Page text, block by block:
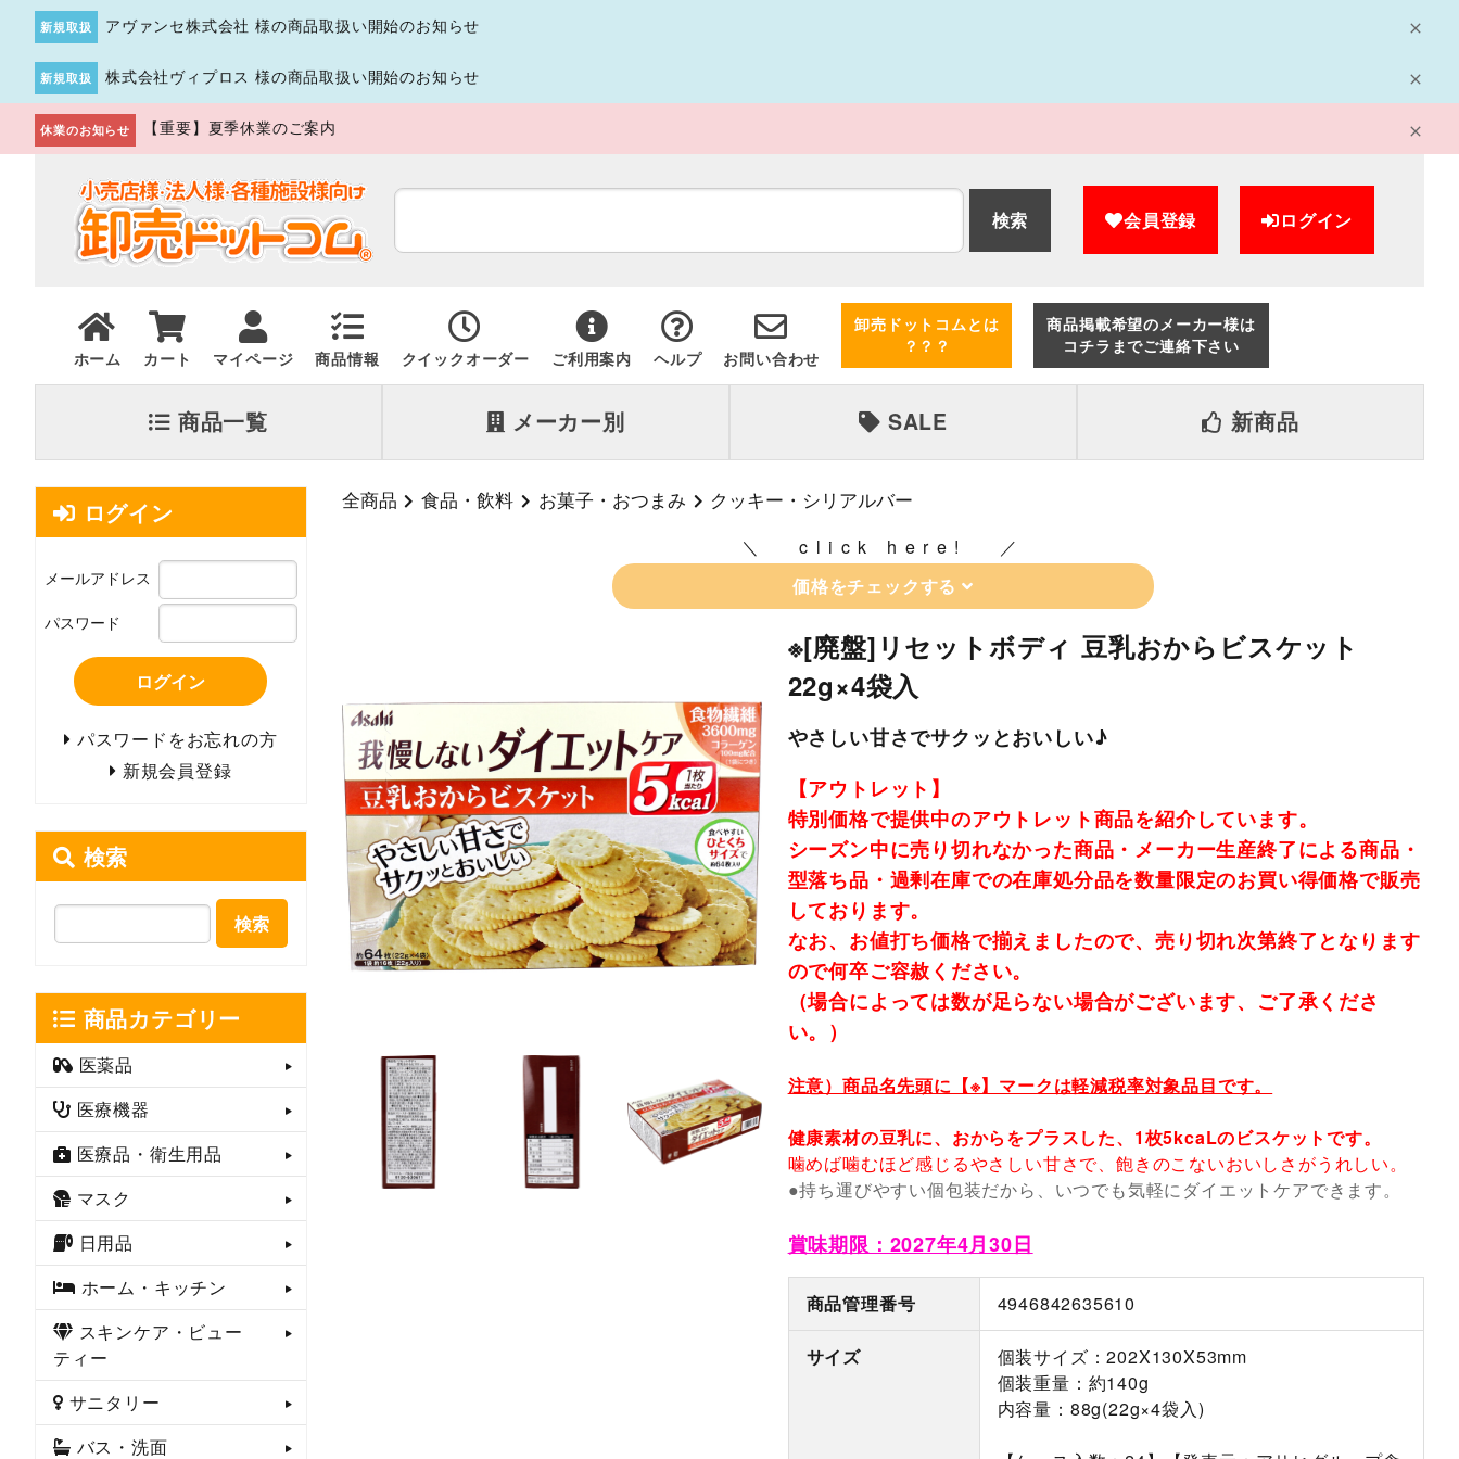
新規取扱 アヴァンセ株式会社 様の商品取扱い開始のお知らせ
新規取扱 株式会社ヴィプロス 様の商品取扱い開始のお知らせ
休業のお知らせ 【重要】夏季休業のご案内
検索 会員登録 ログイン
ホーム カート マイページ 商品情報 クイックオーダー ご利用案内 ヘルプ お問い合わせ
卸売ドットコムとは
？？？
商品掲載希望のメーカー様は
コチラまでご連絡下さい
商品一覧 メーカー別 SALE 新商品
全商品 食品・飲料 お菓子・おつまみ クッキー・シリアルバー
click here!
価格をチェックする
※[廃盤]リセットボディ 豆乳おからビスケット
22g×4袋入
やさしい甘さでサクッとおいしい♪
【アウトレット】
特別価格で提供中のアウトレット商品を紹介しています。
シーズン中に売り切れなかった商品・メーカー生産終了による商品・
型落ち品・過剰在庫での在庫処分品を数量限定のお買い得価格で販売
しております。
なお、お値打ち価格で揃えましたので、売り切れ次第終了となります
ので何卒ご容赦ください。
（場合によっては数が足らない場合がございます、ご了承くださ
い。）
注意）商品名先頭に【※】マークは軽減税率対象品目です。
健康素材の豆乳に、おからをプラスした、1枚5kcaLのビスケットです。
噛めば噛むほど感じるやさしい甘さで、飽きのこないおいしさがうれしい。
●持ち運びやすい個包装だから、いつでも気軽にダイエットケアできます。
賞味期限：2027年4月30日
商品管理番号 4946842635610
サイズ
個装サイズ：202X130X53mm
個装重量：約140g
内容量：88g(22g×4袋入)
ログイン
メールアドレス
パスワード
ログイン
パスワードをお忘れの方
新規会員登録
検索
検索
商品カテゴリー
医薬品
医療機器
医療品・衛生用品
マスク
日用品
ホーム・キッチン
スキンケア・ビュー
ティー
サニタリー
バス・洗面